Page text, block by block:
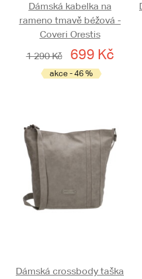
Dámská kabelka na
rameno tmavě béžová -
Coveri Orestis
1 290 Kč
699 Kč
akce - 46 %
Dámská crossbody taška